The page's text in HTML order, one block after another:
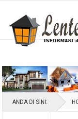
ANDA DI SINI: